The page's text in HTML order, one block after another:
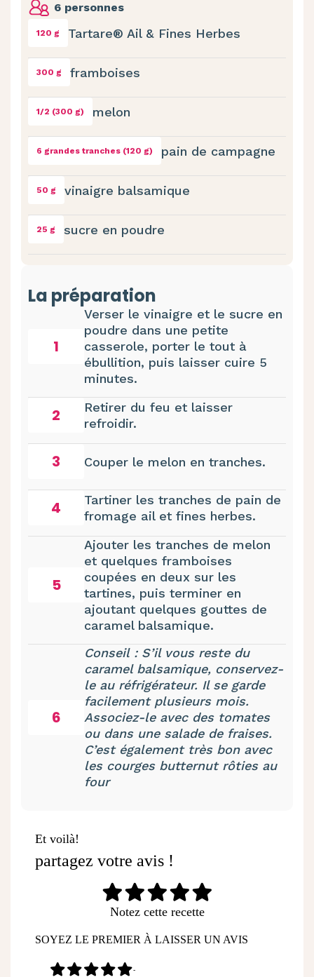
6 personnes
120 g Tartare® Ail & Fines Herbes
300 g framboises
1/2 (300 g) melon
6 grandes tranches (120 g) pain de campagne
50 g vinaigre balsamique
25 g sucre en poudre
La préparation
1
Verser le vinaigre et le sucre en
poudre dans une petite
casserole, porter le tout à
ébullition, puis laisser cuire 5
minutes.
2
Retirer du feu et laisser
refroidir.
3 Couper le melon en tranches.
4
Tartiner les tranches de pain de
fromage ail et fines herbes.
5
Ajouter les tranches de melon
et quelques framboises
coupées en deux sur les
tartines, puis terminer en
ajoutant quelques gouttes de
caramel balsamique.
6
Conseil : S’il vous reste du
caramel balsamique, conservez-
le au réfrigérateur. Il se garde
facilement plusieurs mois.
Associez-le avec des tomates
ou dans une salade de fraises.
C’est également très bon avec
les courges butternut rôties au
four
Et voilà!
partagez votre avis !
Notez cette recette
SOYEZ LE PREMIER À LAISSER UN AVIS
-